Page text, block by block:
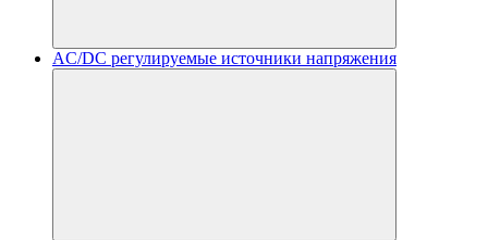
AC/DC регулируемые источники напряжения